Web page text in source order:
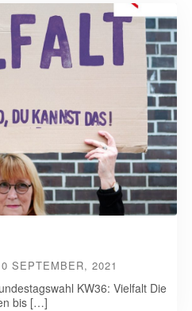
SEPTEMBER, 2021
KW36: Vielfalt Die
bis […]